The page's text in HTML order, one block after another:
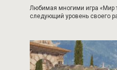
Любимая многими игра «Мир
следующий уровень своего